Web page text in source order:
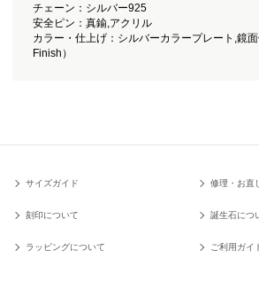
チェーン：シルバー925
安全ピン：真鍮,アクリル
カラー・仕上げ：シルバーカラープレート,鏡
Finish）
サイズガイド 修理・お直
刻印について 誕生石につ
ラッピングについて ご利用ガイ